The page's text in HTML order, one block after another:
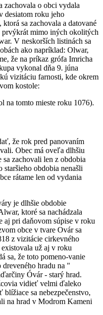
zachovala o obci vydala
desiatom roku jeho
sa zachovala a datované
prvýkrát mimo iných okolitých
V nes­korších listinách sa
ako napríklad: Olwar,
že na príkaz grófa Imricha
vykonal dňa 9. júna
vizitáciu farnosti, kde okrem
kostole:
na tom­to mieste roku 1076).
že rok pred panovaním
Obec má oveľa dlhšiu
zachovali len z obdobia
obdobia nenašli
rátame len od vydania
je dlhšie obdobie
ktoré sa nachádzala
aj pri daňovom súpise v roku
obce v tvare Ovár sa
z vizitácie cirkevného
už aj v roku
sa, že toto pomeno-vanie
dreveného hradu na "
Óvár - starý hrad.
vidieť velmi ďaleko
sa nebezpečenstvo,
na hrad v Modrom Kameni